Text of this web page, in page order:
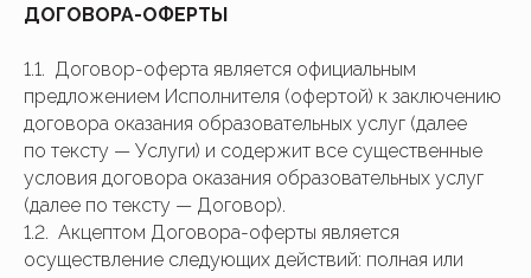
ДОГОВОРА-ОФЕРТЫ
1.1. Договор-оферта является официальным
предложением Исполнителя (офертой) к заключению
договора оказания образовательных услуг (далее
по тексту — Услуги) и содержит все существенные
условия договора оказания образовательных услуг
(далее по тексту — Договор).
1.2. Акцептом Договора-оферты является
осуществление следующих действий: полная или